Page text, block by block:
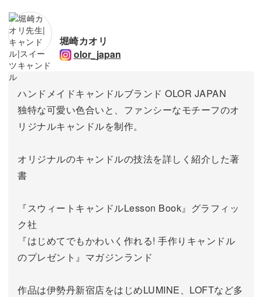
堀崎カオリ
olor_japan
ハンドメイドキャンドルブランド OLOR JAPAN
独特な可愛い色合いと、ファンシーなモチーフのオ
リジナルキャンドルを制作。
オリジナルのキャンドルの技法を詳しく紹介した著
書
『スウィートキャンドルLesson Book』グラフィッ
ク社
『はじめてでもかわいく作れる! 手作りキャンドル
のプレゼント』マガジンランド
作品は伊勢丹新宿店をはじめLUMINE、LOFTなど多